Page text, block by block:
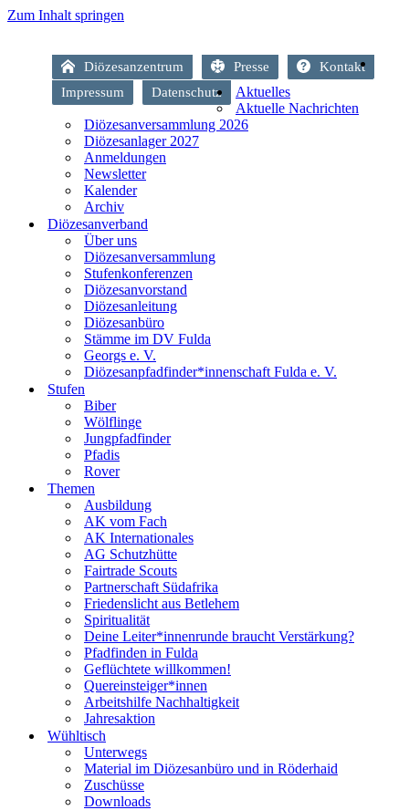
Zum Inhalt springen
Diözesanzentrum Presse
Kontakt
Impressum
Datenschutz
Aktuelles
Aktuelle Nachrichten
Diözesanversammlung 2026
Diözesanlager 2027
Anmeldungen
Newsletter
Kalender
Archiv
Diözesanverband
Über uns
Diözesanversammlung
Stufenkonferenzen
Diözesanvorstand
Diözesanleitung
Diözesanbüro
Stämme im DV Fulda
Georgs e. V.
Diözesanpfadfinder*innenschaft Fulda e. V.
Stufen
Biber
Wölflinge
Jungpfadfinder
Pfadis
Rover
Themen
Ausbildung
AK vom Fach
AK Internationales
AG Schutzhütte
Fairtrade Scouts
Partnerschaft Südafrika
Friedenslicht aus Betlehem
Spiritualität
Deine Leiter*innenrunde braucht Verstärkung?
Pfadfinden in Fulda
Geflüchtete willkommen!
Quereinsteiger*innen
Arbeitshilfe Nachhaltigkeit
Jahresaktion
Wühltisch
Unterwegs
Material im Diözesanbüro und in Röderhaid
Zuschüsse
Downloads